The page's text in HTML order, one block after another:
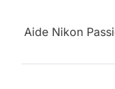
Aide Nikon